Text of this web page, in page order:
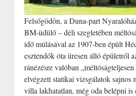
Felsőgödön, a Duna-part
BM-üdülő – déli szegletében
idő múlásával az 1907-ben épült
esztendők óta üresen álló épületről
ránézésre valóban
elvégzett statikai vizsgálatok sajnos
villa lakhatatlan, még oda belépni is